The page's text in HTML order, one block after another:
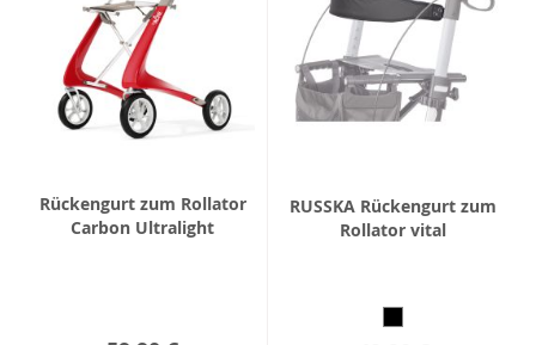
Rückengurt zum Rollator
Carbon Ultralight
RUSSKA Rückengurt zum
Rollator vital